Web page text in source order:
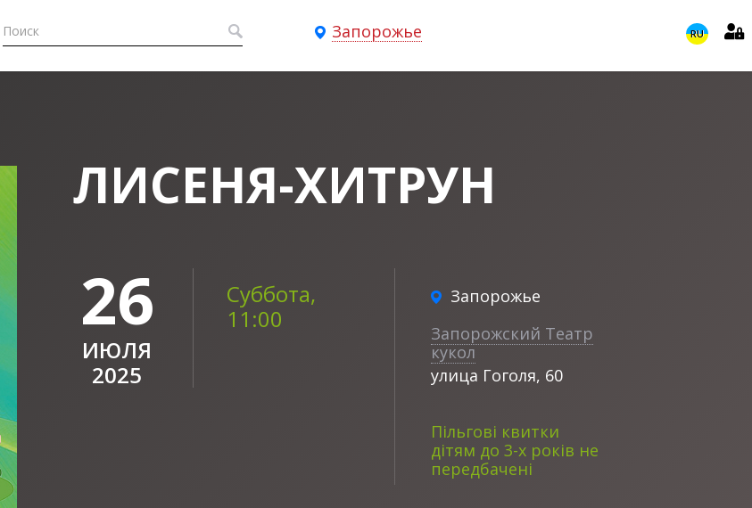
Запорожье RU
ЛИСЕНЯ-ХИТРУН
Запорожье
Запорожский Театр
кукол
улица Гоголя, 60
Пільгові квитки
дітям до 3-х років не
передбачені
26
ИЮЛЯ
2025
Суббота,
11:00